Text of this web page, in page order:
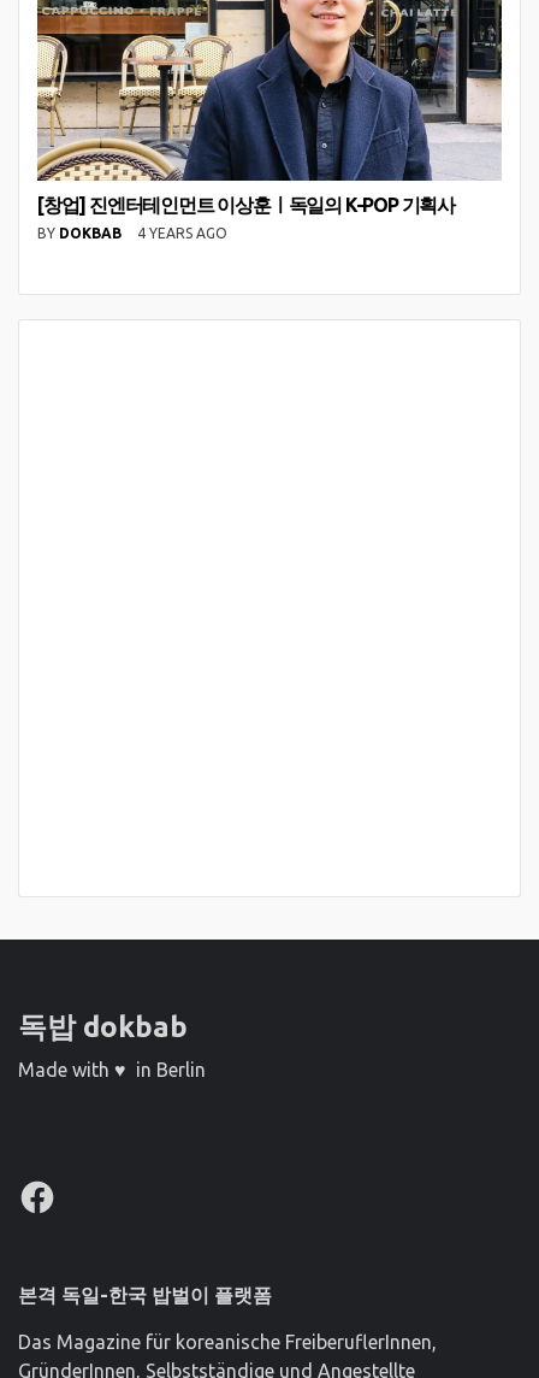
[창업] 진엔터테인먼트 이상훈ㅣ독일의 K-POP 기획사
BY DOKBAB 4 YEARS AGO
독밥 dokbab
Made with ♥ in Berlin
Facebook
본격 독일-한국 밥벌이 플랫폼
Das Magazine für koreanische FreiberuflerInnen,
GründerInnen, Selbstständige und Angestellte